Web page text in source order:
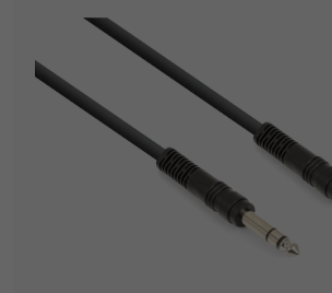
5,0
z
hvězdiček.